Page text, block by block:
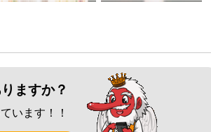
トは一つにして、あとは単品で頼もう
ますか？
います！！